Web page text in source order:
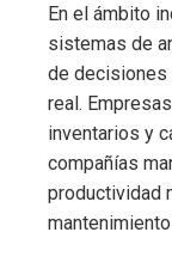
En el ámbito
sistemas de
de decisiones
real.
inventarios y
compañías
productividad